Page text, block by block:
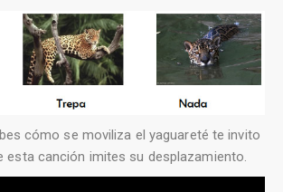
cómo se moviliza el yaguareté te invito
esta canción imites su desplazamiento.